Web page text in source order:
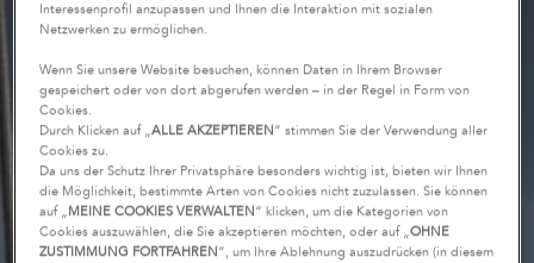
Interessenprofil anzupassen und Ihnen die Interaktion mit sozialen
Netzwerken zu ermöglichen.
Wenn Sie unsere Website besuchen, können Daten in Ihrem Browser
gespeichert oder von dort abgerufen werden – in der Regel in Form von
Cookies.
Durch Klicken auf „ALLE AKZEPTIEREN“ stimmen Sie der Verwendung aller
Cookies zu.
Da uns der Schutz Ihrer Privatsphäre besonders wichtig ist, bieten wir Ihnen
die Möglichkeit, bestimmte Arten von Cookies nicht zuzulassen. Sie können
auf „MEINE COOKIES VERWALTEN“ klicken, um die Kategorien von
Cookies auszuwählen, die Sie akzeptieren möchten, oder auf „OHNE
ZUSTIMMUNG FORTFAHREN“, um Ihre Ablehnung auszudrücken (in diesem